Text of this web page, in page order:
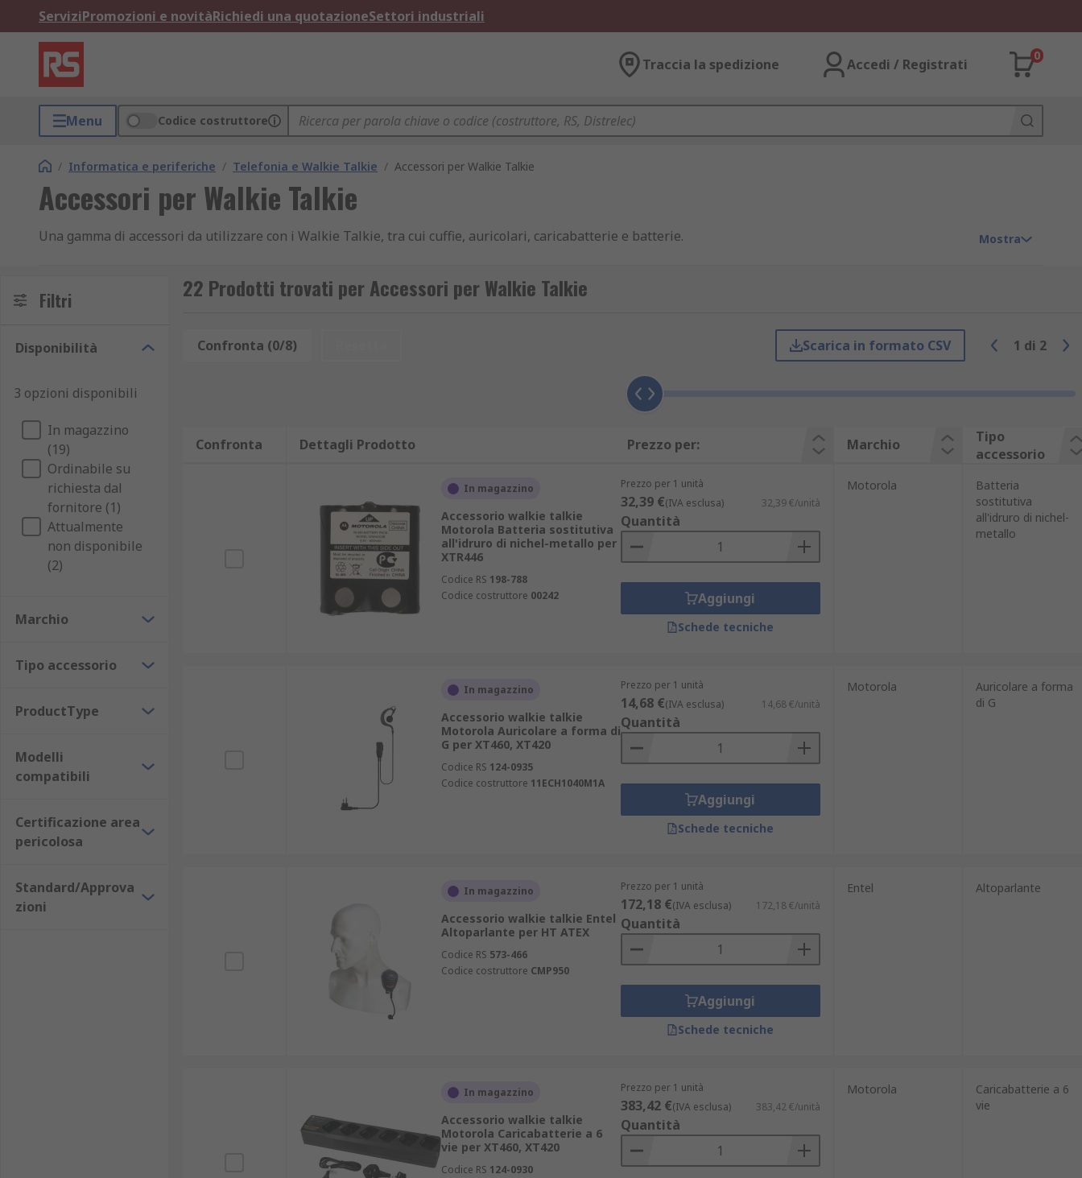
ServiziPromozioni e novitàRichiedi una quotazioneSettori industriali
Traccia la spedizione Accedi / Registrati
0
Menu Codice costruttore
/ Informatica e periferiche / Telefonia e Walkie Talkie / Accessori per Walkie Talkie
Accessori per Walkie Talkie
Una gamma di accessori da utilizzare con i Walkie Talkie, tra cui cuffie, auricolari, caricabatterie e batterie. Mostra
Filtri
Disponibilità
3 opzioni disponibili
In magazzino
(19)
Ordinabile su
richiesta dal
fornitore (1)
Attualmente
non disponibile
(2)
Marchio
Tipo accessorio
ProductType
Modelli
compatibili
Certificazione area
pericolosa
Standard/Approva
zioni
22 Prodotti trovati per Accessori per Walkie Talkie
Confronta (0/8) Scarica in formato CSV 1 di 2
Confronta Dettagli Prodotto Prezzo per: Marchio
Tipo
accessorio
In magazzino
Accessorio walkie talkie
Motorola Batteria sostitutiva
all'idruro di nichel-metallo per
XTR446
Codice RS 198-788
Codice costruttore 00242
Prezzo per 1 unità
32,39 €(IVA esclusa) 32,39 €/unità
Quantità
Aggiungi
Schede tecniche
Motorola
Batteria
sostitutiva
all'idruro di nichel-
metallo
In magazzino
Accessorio walkie talkie
Motorola Auricolare a forma di
G per XT460, XT420
Codice RS 124-0935
Codice costruttore 11ECH1040M1A
Prezzo per 1 unità
14,68 €(IVA esclusa) 14,68 €/unità
Quantità
Aggiungi
Schede tecniche
Motorola
Auricolare a forma
di G
In magazzino
Accessorio walkie talkie Entel
Altoparlante per HT ATEX
Codice RS 573-466
Codice costruttore CMP950
Prezzo per 1 unità
172,18 €(IVA esclusa) 172,18 €/unità
Quantità
Aggiungi
Schede tecniche
Entel Altoparlante
In magazzino
Accessorio walkie talkie
Motorola Caricabatterie a 6
vie per XT460, XT420
Codice RS 124-0930
Prezzo per 1 unità
383,42 €(IVA esclusa) 383,42 €/unità
Quantità
Motorola
Caricabatterie a 6
vie